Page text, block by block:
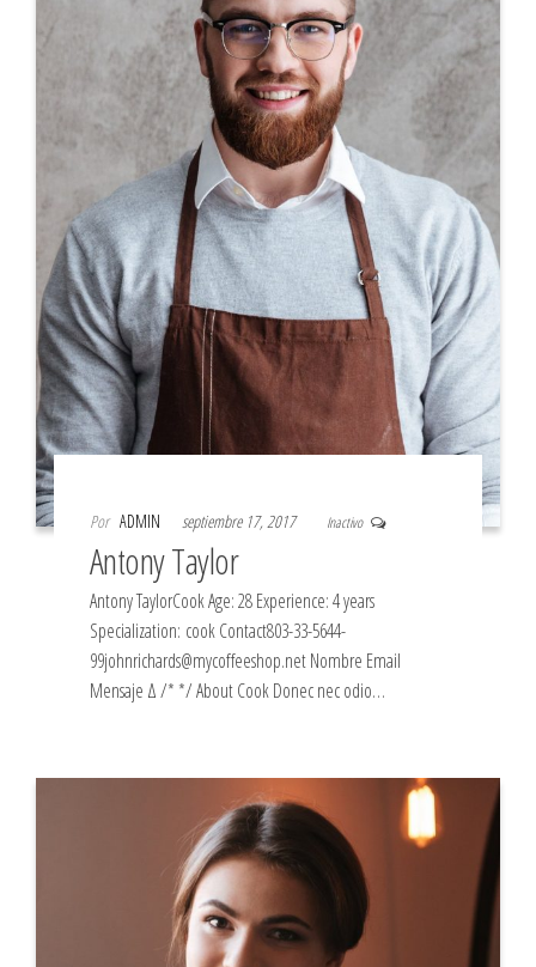
Por ADMIN septiembre 17, 2017 Inactivo
Antony Taylor
Antony TaylorСook Age: 28 Experience: 4 years
Specialization: cook Contact803-33-5644-
99johnrichards@mycoffeeshop.net Nombre Email
Mensaje Δ /* */ About Сook Donec nec odio…